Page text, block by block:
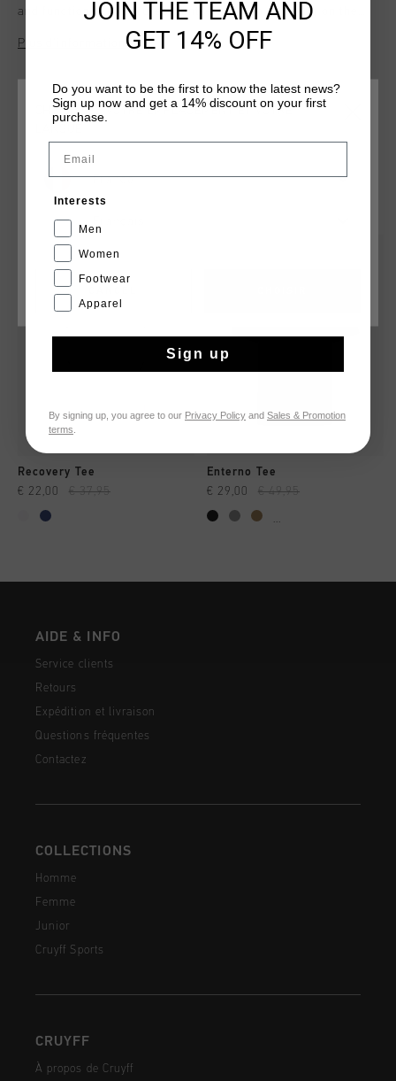
and functional, it features Montserrat logo detailing on the
left chest for a refined active look.
Plus d’information
TU POURRAIS AIMER
Recovery Tee
€ 22,00 € 37,95
Enterno Tee
€ 29,00 € 49,95
...
AIDE & INFO
Service clients
Retours
Expédition et livraison
Questions fréquentes
Contactez
COLLECTIONS
Homme
Femme
Junior
Cruyff Sports
CRUYFF
À propos de Cruyff
CHOISISSEZ VOTRE EMPLACEMENT ET VOTRE
France
JOIN THE TEAM AND
GET 14% OFF
Do you want to be the first to know the latest news?
Sign up now and get a 14% discount on your first
purchase.
Interests
Men
Women
Footwear
Apparel
Sign up
By signing up, you agree to our Privacy Policy and Sales & Promotion
terms